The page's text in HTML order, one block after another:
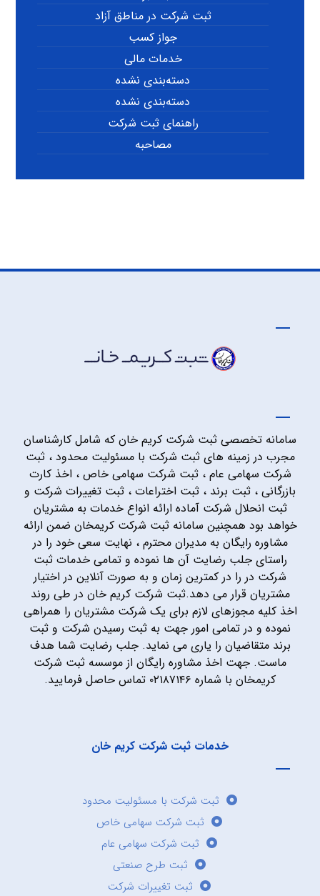
ثبت شرکت در مناطق آزاد
جواز کسب
خدمات مالی
دسته‌بندی نشده
دسته‌بندی نشده
راهنمای ثبت شرکت
مصاحبه
سامانه تخصصی ثبت شرکت کریم خان که شامل کارشناسان
مجرب در زمینه های ثبت شرکت با مسئولیت محدود ، ثبت
شرکت سهامی عام ، ثبت شرکت سهامی خاص ، اخذ کارت
بازرگانی ، ثبت برند ، ثبت اختراعات ، ثبت تغییرات شرکت و
ثبت انحلال شرکت آماده ارائه انواع خدمات به مشتریان
خواهد بود همچنین سامانه ثبت شرکت کریمخان ضمن ارائه
مشاوره رایگان به مدیران محترم ، نهایت سعی خود را در
راستای جلب رضایت آن ها نموده و تمامی خدمات ثبت
شرکت در را در کمترین زمان و به صورت آنلاین در اختیار
مشتریان قرار می دهد.ثبت شرکت کریم خان در طی روند
اخذ کلیه مجوزهای لازم برای یک شرکت مشتریان را همراهی
نموده و در تمامی امور جهت به ثبت رسیدن شرکت و ثبت
برند متقاضیان را یاری می نماید. جلب رضایت شما هدف
ماست. جهت اخذ مشاوره رایگان از موسسه ثبت شرکت
کریمخان با شماره ۰۲۱۸۷۱۴۶ تماس حاصل فرمایید.
خدمات ثبت شرکت کریم خان
ثبت شرکت با مسئولیت محدود
ثبت شرکت سهامی خاص
ثبت شرکت سهامی عام
ثبت طرح صنعتی
ثبت تغییرات شرکت